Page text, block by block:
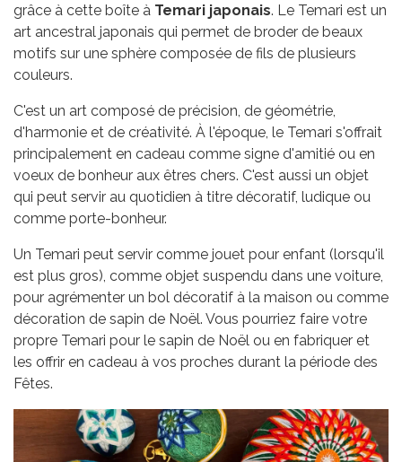
grâce à cette boîte à Temari japonais. Le Temari est un
art ancestral japonais qui permet de broder de beaux
motifs sur une sphère composée de fils de plusieurs
couleurs.
C'est un art composé de précision, de géométrie,
d'harmonie et de créativité. À l'époque, le Temari s'offrait
principalement en cadeau comme signe d'amitié ou en
voeux de bonheur aux êtres chers. C'est aussi un objet
qui peut servir au quotidien à titre décoratif, ludique ou
comme porte-bonheur.
Un Temari peut servir comme jouet pour enfant (lorsqu'il
est plus gros), comme objet suspendu dans une voiture,
pour agrémenter un bol décoratif à la maison ou comme
décoration de sapin de Noël. Vous pourriez faire votre
propre Temari pour le sapin de Noël ou en fabriquer et
les offrir en cadeau à vos proches durant la période des
Fêtes.